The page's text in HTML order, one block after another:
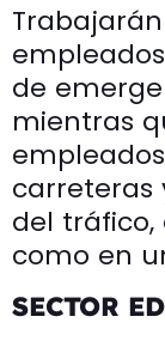
de
mientras
carreteras
del tráfico,
como en
SECTOR